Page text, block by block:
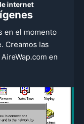
internet
en el momento
Creamos las
en